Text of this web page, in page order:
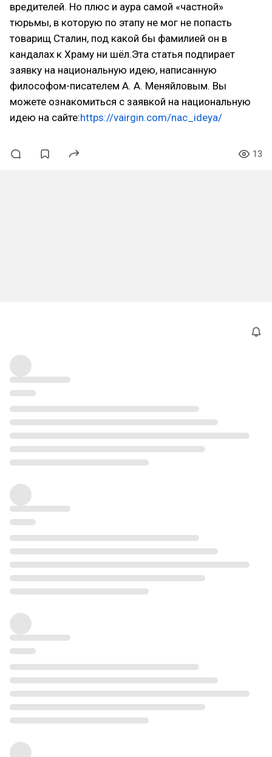
вредителей. Но плюс и аура самой «частной»
тюрьмы, в которую по этапу не мог не попасть
товарищ Сталин, под какой бы фамилией он в
кандалах к Храму ни шёл.Эта статья подпирает
заявку на национальную идею, написанную
философом-писателем А. А. Меняйловым. Вы
можете ознакомиться с заявкой на национальную
идею на сайте:https://vairgin.com/nac_ideya/
13